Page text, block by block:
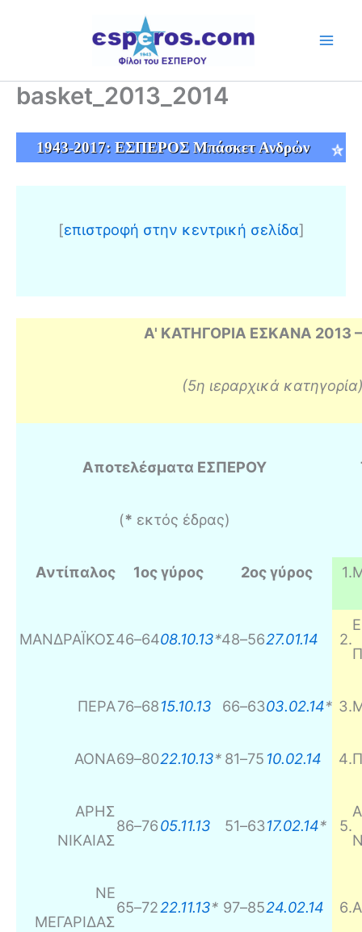
basket_2013_2014
1943-2017: ΕΣΠΕΡΟΣ Μπάσκετ Ανδρὠν
[επιστροφή στην κεντρική σελίδα]
Α' ΚΑΤΗΓΟΡΙΑ ΕΣΚΑΝΑ 2013
(5η ιεραρχικά
Αποτελέσματα ΕΣΠΕΡΟΥ
(* εκτός έδρας)
Αντίπαλος 1ος γύρος 2ος γύρος 1.
ΜΑΝΔΡΑΪΚΟΣ46–6408.10.13*48–5627.01.14 2.
ΠΕΡΑ76–6815.10.13 66–6303.02.14* 3.
ΑΟΝΑ69–8022.10.13* 81–75 10.02.14 4.
ΑΡΗΣ
ΝΙΚΑΙΑΣ
86–7605.11.13 51–6317.02.14* 5.
ΝΕ
ΜΕΓΑΡΙΔΑΣ
65–7222.11.13* 97–8524.02.14 6.